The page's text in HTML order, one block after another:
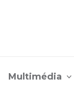
Multimédia